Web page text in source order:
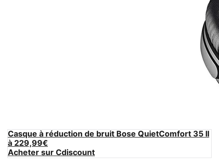
Casque à réduction de bruit Bose QuietComfort 35 II
à 229,99€
Acheter sur Cdiscount